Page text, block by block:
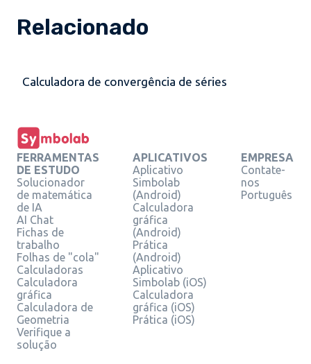
Relacionado
Calculadora de convergência de séries
FERRAMENTAS
DE ESTUDO
Solucionador
de matemática
de IA
AI Chat
Fichas de
trabalho
Folhas de "cola"
Calculadoras
Calculadora
gráfica
Calculadora de
Geometria
Verifique a
solução
APLICATIVOS
Aplicativo
Simbolab
(Android)
Calculadora
gráfica
(Android)
Prática
(Android)
Aplicativo
Simbolab (iOS)
Calculadora
gráfica (iOS)
Prática (iOS)
EMPRESA
Contate-
nos
Português